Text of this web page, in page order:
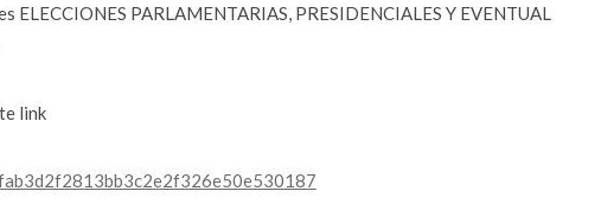
PARLAMENTARIAS, PRESIDENCIALES Y EVENTUAL
link